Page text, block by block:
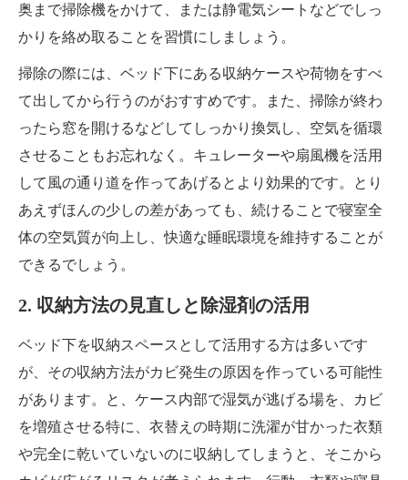
奥まで掃除機をかけて、または静電気シートなどでしっ
かりを絡め取ることを習慣にしましょう。
掃除の際には、ベッド下にある収納ケースや荷物をすべ
て出してから行うのがおすすめです。また、掃除が終わ
ったら窓を開けるなどしてしっかり換気し、空気を循環
させることもお忘れなく。キュレーターや扇風機を活用
して風の通り道を作ってあげるとより効果的です。とり
あえずほんの少しの差があっても、続けることで寝室全
体の空気質が向上し、快適な睡眠環境を維持することが
できるでしょう。
2. 収納方法の見直しと除湿剤の活用
ベッド下を収納スペースとして活用する方は多いです
が、その収納方法がカビ発生の原因を作っている可能性
があります。と、ケース内部で湿気が逃げる場を、カビ
を増殖させる特に、衣替えの時期に洗濯が甘かった衣類
や完全に乾いていないのに収納してしまうと、そこから